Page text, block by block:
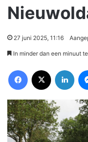
27 juni 2025, 11:16
In minder dan een minuut